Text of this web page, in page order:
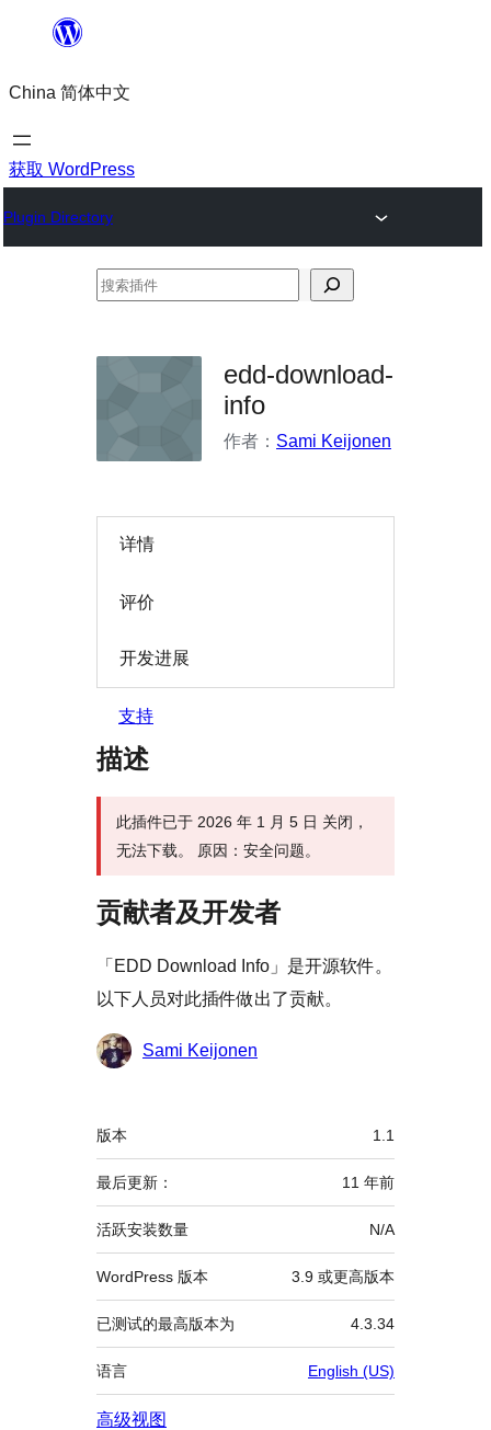
内
容
China 简体中文
获取 WordPress
Plugin Directory
搜
edd-download-
info
作者： Sami Keijonen
详情
评价
开发进展
支持
描述
此插件已于 2026 年 1 月 5 日 关闭，
无法下载。 原因：安全问题。
贡献者及开发者
「EDD Download Info」是开源软件。
以下人员对此插件做出了贡献。
贡
Sami Keijonen
额
外
信
息
版本 1.1
最后更新： 11 年前
活跃安装数量 N/A
WordPress 版本 3.9 或更高版本
已测试的最高版本为 4.3.34
语言 English (US)
高级视图